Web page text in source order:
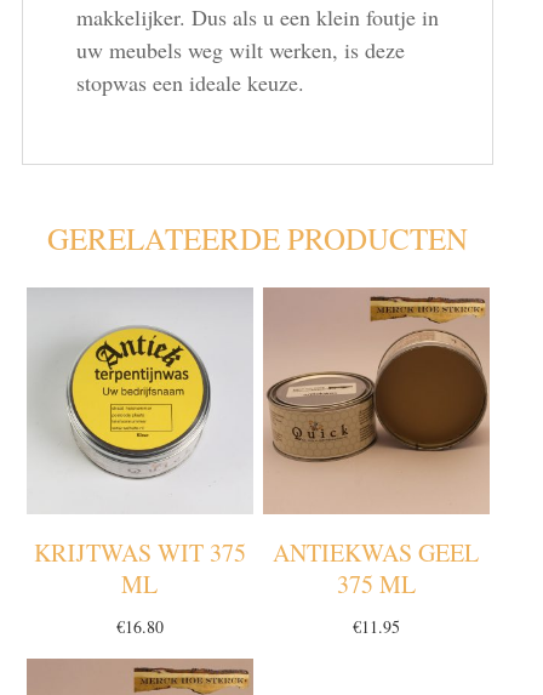
makkelijker. Dus als u een klein foutje in
uw meubels weg wilt werken, is deze
stopwas een ideale keuze.
GERELATEERDE PRODUCTEN
KRIJTWAS WIT 375
ML
€16.80
ANTIEKWAS GEEL
375 ML
€11.95